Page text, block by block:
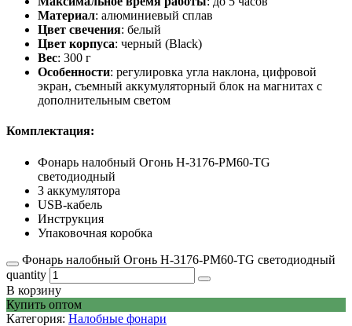
Материал: алюминиевый сплав
Цвет свечения: белый
Цвет корпуса: черный (Black)
Вес: 300 г
Особенности: регулировка угла наклона, цифровой
экран, съемный аккумуляторный блок на магнитах с
дополнительным светом
Комплектация:
Фонарь налобный Огонь H-3176-PM60-TG
светодиодный
3 аккумулятора
USB-кабель
Инструкция
Упаковочная коробка
Фонарь налобный Огонь H-3176-PM60-TG светодиодный
quantity
В корзину
Купить оптом
Категория: Налобные фонари